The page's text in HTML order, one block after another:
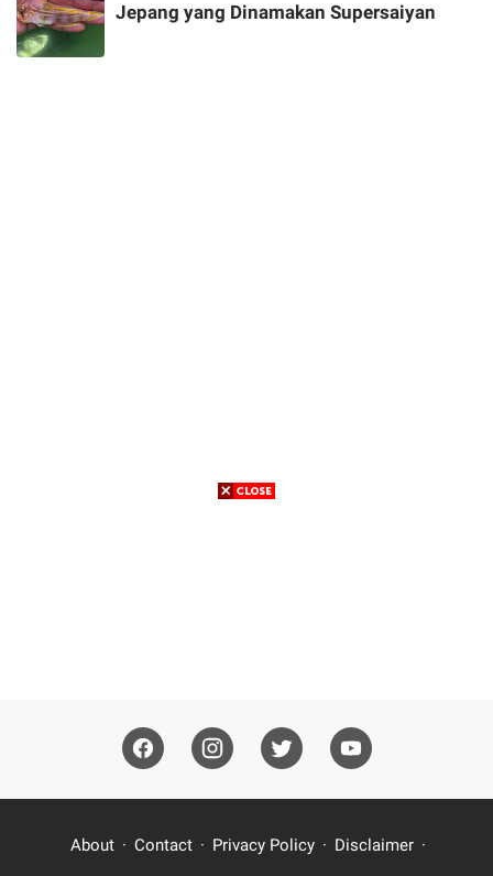
Jepang yang Dinamakan Supersaiyan
About Contact Privacy Policy
Disclaimer